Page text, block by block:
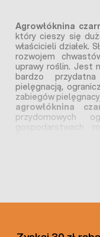
Agrowłóknina
który cieszy się
właścicieli działek.
rozwojem
uprawy roślin. Jest
bardzo
pielęgnacją,
zabiegów
agrowłóknina
przydomowych
gospodarstwach
mają różnorodne
chwastów i